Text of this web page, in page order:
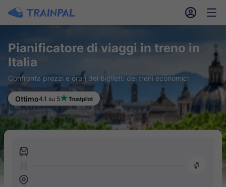
󱎓 󱒨
Pianificatore di viaggi in treno in
Italia
Confronta prezzi e orari dei biglietti dei treni economici
Ottimo4.1 su 5
󱍉
󰿠
󱒣